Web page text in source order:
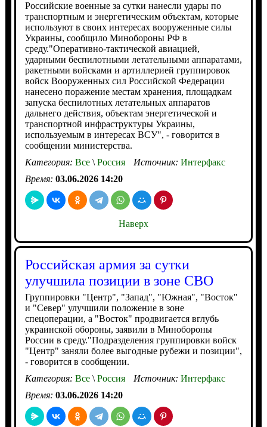
Российские военные за сутки нанесли удары по
транспортным и энергетическим объектам, которые
используют в своих интересах вооруженные силы
Украины, сообщило Минобороны РФ в
среду."Оперативно-тактической авиацией,
ударными беспилотными летательными аппаратами,
ракетными войсками и артиллерией группировок
войск Вооруженных сил Российской Федерации
нанесено поражение местам хранения, площадкам
запуска беспилотных летательных аппаратов
дальнего действия, объектам энергетической и
транспортной инфраструктуры Украины,
используемым в интересах ВСУ", - говорится в
сообщении министерства.
Категория: Все\Россия Источник: Интерфакс
Время: 03.06.2026 14:20
Наверх
Российская армия за сутки
улучшила позиции в зоне СВО
Группировки "Центр", "Запад", "Южная", "Восток"
и "Север" улучшили положение в зоне
спецоперации, а "Восток" продвигается вглубь
украинской обороны, заявили в Минобороны
России в среду."Подразделения группировки войск
"Центр" заняли более выгодные рубежи и позиции",
- говорится в сообщении.
Категория: Все\Россия Источник: Интерфакс
Время: 03.06.2026 14:20